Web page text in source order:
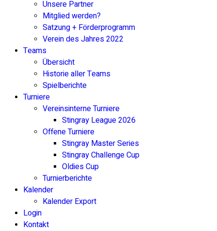
Unsere Partner
Mitglied werden?
Satzung + Förderprogramm
Verein des Jahres 2022
Teams
Übersicht
Historie aller Teams
Spielberichte
Turniere
Vereinsinterne Turniere
Stingray League 2026
Offene Turniere
Stingray Master Series
Stingray Challenge Cup
Oldies Cup
Turnierberichte
Kalender
Kalender Export
Login
Kontakt